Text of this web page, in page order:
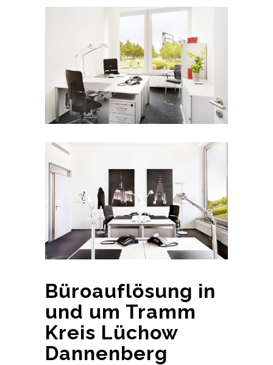
Büroauflösung in
und um Tramm
Kreis Lüchow
Dannenberg